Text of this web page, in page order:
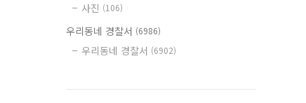
사진 (106)
우리동네 경찰서 (6986)
우리동네 경찰서 (6902)